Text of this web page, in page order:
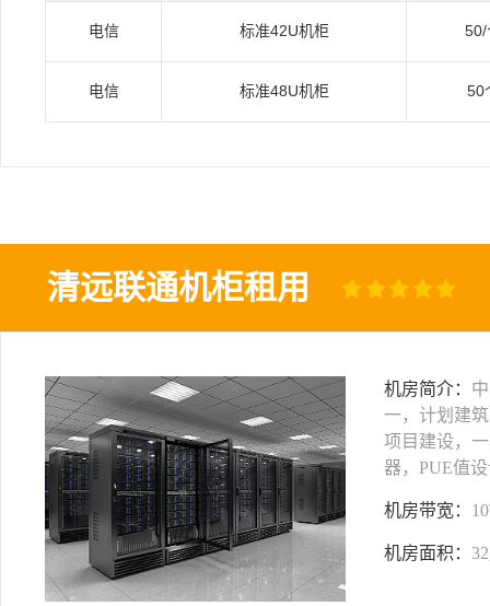
电信 标准42U机柜 50/
电信 标准48U机柜 50
清远联通机柜租用
机房简介：
一，计划建
项目建设，
器，PUE值
机房带宽：
机房面积：